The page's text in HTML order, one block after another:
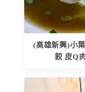
(高雄新興)小
餃 皮Q